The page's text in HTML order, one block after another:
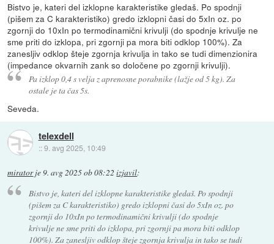
Bistvo je, kateri del izklopne karakteristike gledaš. Po spodnji
(pišem za C karakteristiko) gredo izklopni časi do 5xIn oz. po
zgornji do 10xIn po termodinamični krivulji (do spodnje krivulje ne
sme priti do izklopa, pri zgornji pa mora biti odklop 100%). Za
zanesljiv odklop šteje zgornja krivulja in tako se tudi dimenzionira
(impedance okvarnih zank so določene po zgornji krivulji).
Pa izklop 0,4 s velja z aprenosne porabnike (lažje od 5 kg). Za
ostale je ta čas 5s.
Seveda.
telexdell
::9. avg 2025, 10:49
miratorje9. avg 2025 ob 08:22 izjavil:
Bistvo je, kateri del izklopne karakteristike gledaš. Po spodnji
(pišem za C karakteristiko) gredo izklopni časi do 5xIn oz. po
zgornji do 10xIn po termodinamični krivulji (do spodnje
krivulje ne sme priti do izklopa, pri zgornji pa mora biti odklop
100%). Za zanesljiv odklop šteje zgornja krivulja in tako se tudi